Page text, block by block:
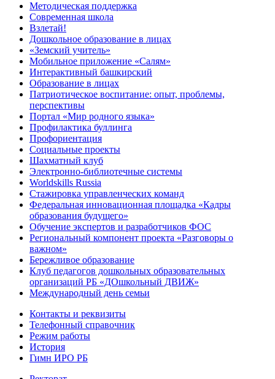
Методическая поддержка
Современная школа
Взлетай!
Дошкольное образование в лицах
«Земский учитель»
Мобильное приложение «Салям»
Интерактивный башкирский
Образование в лицах
Патриотическое воспитание: опыт, проблемы,
перспективы
Портал «Мир родного языка»
Профилактика буллинга
Профориентация
Социальные проекты
Шахматный клуб
Электронно-библиотечные системы
Worldskills Russia
Стажировка управленческих команд
Федеральная инновационная площадка «Кадры
образования будущего»
Обучение экспертов и разработчиков ФОС
Региональный компонент проекта «Разговоры о
важном»
Бережливое образование
Клуб педагогов дошкольных образовательных
организаций РБ «ДОшкольный ДВИЖ»
Международный день семьи
Контакты и реквизиты
Телефонный справочник
Режим работы
История
Гимн ИРО РБ